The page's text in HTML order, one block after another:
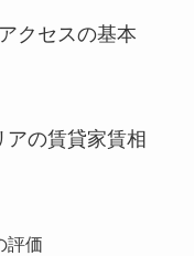
クセスの基本
の賃貸家賃相
評価